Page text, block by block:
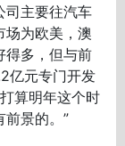
司主要往汽车
场为欧美，澳
得多，但与前
亿元专门开发
算明年这个时
景的。”